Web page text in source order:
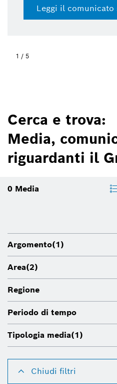
Leggi il comunicato
1 / 5
Cerca e trova:
Media,
riguardanti il
0 Media
Argomento(1)
Area(2)
Regione
Periodo di tempo
Tipologia media(1)
Chiudi filtri